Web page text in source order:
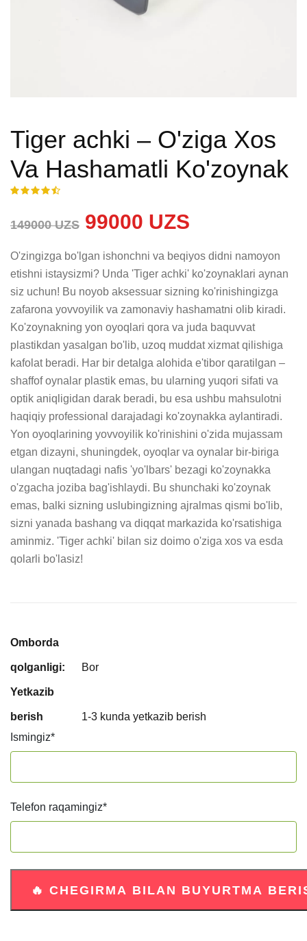
Tiger achki – O'ziga Xos
Va Hashamatli Ko'zoynak
149000 UZS 99000 UZS
O'zingizga bo'lgan ishonchni va beqiyos didni namoyon
etishni istaysizmi? Unda 'Tiger achki' ko'zoynaklari aynan
siz uchun! Bu noyob aksessuar sizning ko'rinishingizga
zafarona yovvoyilik va zamonaviy hashamatni olib kiradi.
Ko'zoynakning yon oyoqlari qora va juda baquvvat
plastikdan yasalgan bo'lib, uzoq muddat xizmat qilishiga
kafolat beradi. Har bir detalga alohida e'tibor qaratilgan –
shaffof oynalar plastik emas, bu ularning yuqori sifati va
optik aniqligidan darak beradi, bu esa ushbu mahsulotni
haqiqiy professional darajadagi ko'zoynakka aylantiradi.
Yon oyoqlarining yovvoyilik ko'rinishini o'zida mujassam
etgan dizayni, shuningdek, oyoqlar va oynalar bir-biriga
ulangan nuqtadagi nafis 'yo'lbars' bezagi ko'zoynakka
o'zgacha joziba bag'ishlaydi. Bu shunchaki ko'zoynak
emas, balki sizning uslubingizning ajralmas qismi bo'lib,
sizni yanada bashang va diqqat markazida ko'rsatishiga
aminmiz. 'Tiger achki' bilan siz doimo o'ziga xos va esda
qolarli bo'lasiz!
Omborda
qolganligi: Bor
Yetkazib
berish
1-3 kunda yetkazib berish
Ismingiz*
Telefon raqamingiz*